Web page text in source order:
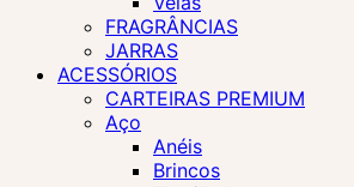
FRAGRÂNCIAS
JARRAS
ACESSÓRIOS
CARTEIRAS PREMIUM
Aço
Anéis
Brincos